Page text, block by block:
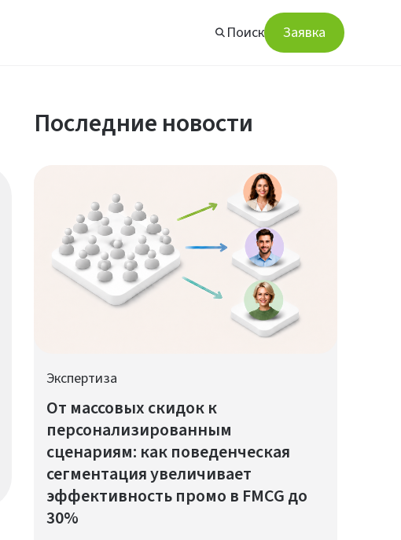
Поиск Заявка
Последние новости
Экспертиза
От массовых скидок к
персонализированным
сценариям: как поведенческая
сегментация увеличивает
эффективность промо в FMCG до
30%